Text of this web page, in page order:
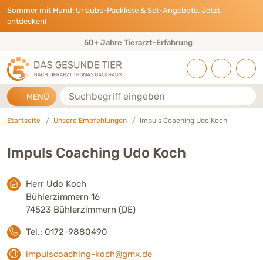
Direkt zu:
INHALT
HAUPTMENÜ
FOOTER
Sommer mit Hund: Urlaubs-Packliste & Set-Angebote. Jetzt
entdecken!
50+ Jahre Tierarzt-Erfahrung
MENÜ Suche
Startseite Unsere Empfehlungen Impuls Coaching Udo Koch
Impuls Coaching Udo Koch
Herr Udo Koch
Bühlerzimmern 16
74523 Bühlerzimmern (DE)
Tel.: 0172-9880490
impulscoaching-koch@gmx.de